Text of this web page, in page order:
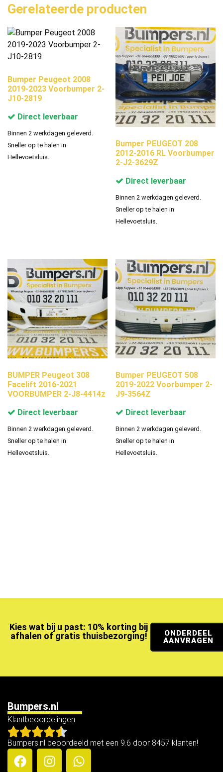
Gerelateerde producten
Bumper Peugeot 2008
2019-2023 Voorbumper 2-
J10-2819
Direct leverbaar
Binnen 2 werkdagen geleverd.
Sneller op te halen in
Hellevoetsluis.
Bumper PEUGEOT 208
2012-2016 RL Voorbumper
2-J2-3629Z
Direct leverbaar
Binnen 2 werkdagen geleverd.
Sneller op te halen in
Hellevoetsluis.
BUMPER Peugeot 308
Facelift 2016-2021
VOORBUMPER 2-J8-4414z
Direct leverbaar
Binnen 2 werkdagen geleverd.
Sneller op te halen in
Hellevoetsluis.
Bumper PEUGEOT 508
2019-2022 Voorbumper 2-
J9-3564Z
Direct leverbaar
Binnen 2 werkdagen geleverd.
Sneller op te halen in
Hellevoetsluis.
Kies wat bij u past: 10% korting bij
afhalen of gratis thuisbezorging!
ONDERDEEL
AANVRAGEN
Bumpers.nl
Klantbeoordelingen
Bumpers.nl beoordeeld met een 9.6 door 8457 klanten!